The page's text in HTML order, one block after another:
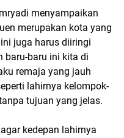
menyampaikan
merupakan kota yang
juga harus diiringi
baru-baru ini kita di
remaja yang jauh
lahirnya kelompok-
tujuan yang jelas.
kedepan lahirnya